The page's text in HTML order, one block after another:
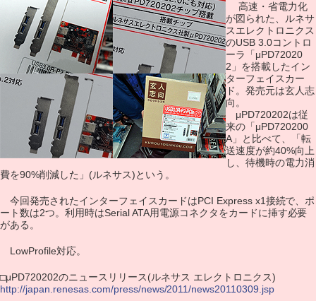
高速・省電力化
が図られた、ルネサ
スエレクトロニクス
のUSB 3.0コントロ
ーラ「μPD72020
2」を搭載したイン
ターフェイスカー
ド。発売元は玄人志
向。
μPD720202は従
来の「μPD720200
A」と比べて、「転
送速度が約40%向上
し、待機時の電力消
費を90%削減した」(ルネサス)という。
今回発売されたインターフェイスカードはPCI Express x1接続で、ポ
ート数は2つ。利用時はSerial ATA用電源コネクタをカードに挿す必要
がある。
LowProfile対応。
□μPD720202のニュースリリース(ルネサス エレクトロニクス)
http://japan.renesas.com/press/news/2011/news20110309.jsp